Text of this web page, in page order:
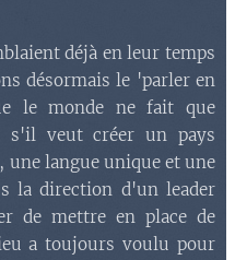
déjà en leur temps
désormais le 'parler en
le monde ne fait que
s'il veut créer un pays
langue unique et une
la direction d'un leader
de mettre en place de
a toujours voulu pour